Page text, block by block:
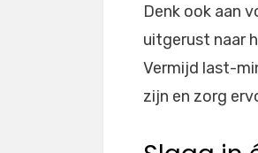
Denk ook aan
uitgerust naar
Vermijd last-
zijn en zorg